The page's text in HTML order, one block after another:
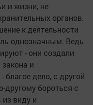
и жизни, не
органов.
к деятельности
однозначным. Ведь
- они создали
и
дело, с другой
другому бороться с
из виду и